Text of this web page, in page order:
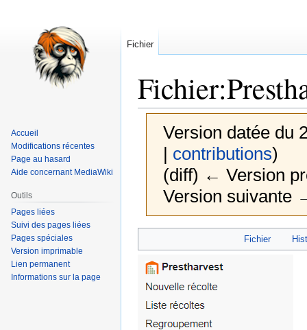
Fichier:
Version datée du
| contributions)
(diff) ← Version
Version suivante
à
à
Fichier
Fichier
Accueil
Modifications récentes
Page au hasard
Aide concernant MediaWiki
Outils
Pages liées
Suivi des pages liées
Pages spéciales
Version imprimable
Lien permanent
Informations sur la page